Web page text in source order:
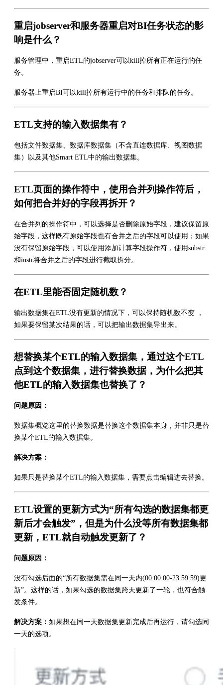
重启jobserver和服务器重启对BI任务状态的影
响是什么？
服务管理中，重启ETL的jobserver可以kill掉所有正在运行的任
务。
服务器上重启BI可以kill掉所有运行中的任务和排队的任务。
ETL支持的输入数据集有？
包括文件数据集、数据库数据集（不含直连数据库、视图数据
集）以及其他Smart ETL中的输出数据集。
ETL页面的操作符中，使用合并列操作符后，
如何把合并好的字段再拆开？
在合并列的操作符中，可以选择是否删除原始字段，建议保留原
始字段，这样既有原始字段也有合并之后的字段可以使用；如果
没有保留原始字段，可以使用添加计算字段操作符，使用substr
和instr将合并之后的字段进行截取拆分。
在ETL里能否固定随机数？
输出数据集在ETL没有更新的情况下，可以保持随机数不变 ，
如果要保留某次结果的话，可以把输出数据集导出来。
想替换某个ETL的输入数据集，通过这个ETL
点到这个数据集，进行替换数据，为什么把其
他ETL的输入数据集也替换了？
问题原因：
数据集概览这里的替换数据是替换这个数据集本身，并非只是替
换某个ETL的输入数据集。
解决方案：
如果只是替换某个ETL的输入数据集，需要点击编辑进去替换。
ETL设置的更新方式为“所有勾选的数据集都更
新后才会触发”，但是为什么没等所有数据集都
更新，ETL就自动触发更新了？
问题原因：
没有勾选后面的“所有数据集需在同一天内(00:00:00-23:59:59)更
新”。这样的话，如果勾选的数据集跨天更新了一轮，也符合触
发条件。
解决方案： 如果想在同一天数据集更新完成后再运行，请勾选同
一天的选项。